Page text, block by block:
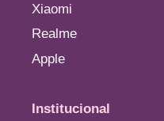
Xiaomi
Realme
Apple
Institucional